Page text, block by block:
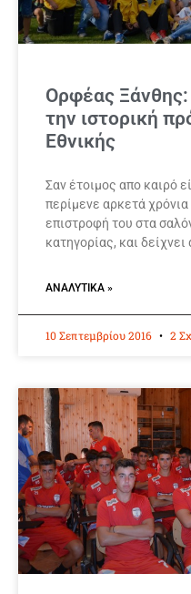
Ορφέας Ξάνθης:
την ιστορική
Εθνικής
Σαν έτοιμος απο καιρό
περίμενε αρκετά χρόνια
επιστροφή του στα
κατηγορίας, και
ΑΝΑΛΥΤΙΚΆ »
10 Σεπτεμβρίου 2016 2